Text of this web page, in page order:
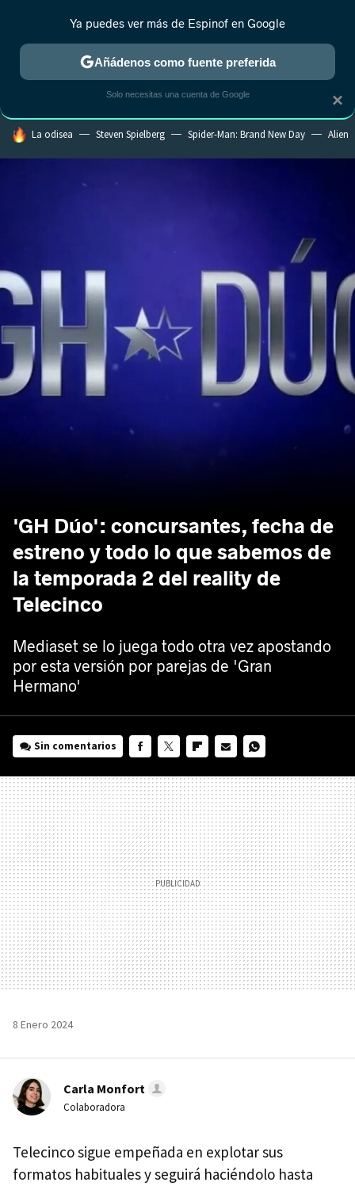
ESTRENOS REALITY ANIME RANKINGS CINE
HOY SE HABLA DE
La odisea Steven Spielberg Spider-Man: Brand New Day Alien
'GH Dúo': concursantes, fecha de
estreno y todo lo que sabemos de
la temporada 2 del reality de
Telecinco
Mediaset se lo juega todo otra vez apostando
por esta versión por parejas de 'Gran
Hermano'
Sin comentarios
MAIL
8 Enero 2024
Carla Monfort
Colaboradora
Telecinco sigue empeñada en explotar sus
formatos habituales y seguirá haciéndolo hasta
×
Ya puedes ver más de Espinof en Google
Añádenos como fuente preferida
Solo necesitas una cuenta de Google